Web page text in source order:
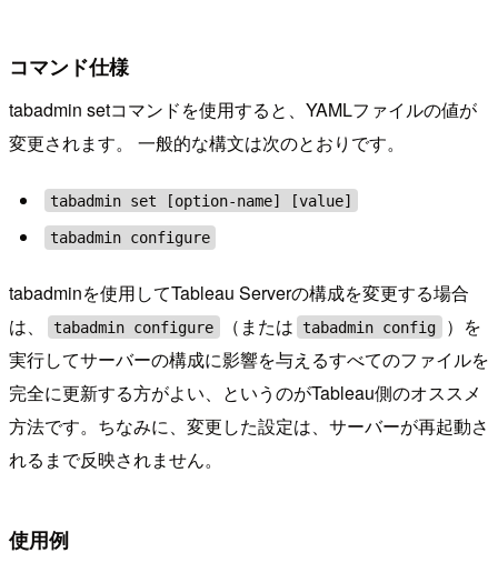
コマンド仕様
tabadmin setコマンドを使用すると、YAMLファイルの値が
変更されます。 一般的な構文は次のとおりです。
tabadmin set [option-name] [value]
tabadmin configure
tabadminを使用してTableau Serverの構成を変更する場合
は、
tabadmin configure （または tabadmin config
）を
実行してサーバーの構成に影響を与えるすべてのファイルを
完全に更新する方がよい、というのがTableau側のオススメ
方法です。ちなみに、変更した設定は、サーバーが再起動さ
れるまで反映されません。
使用例